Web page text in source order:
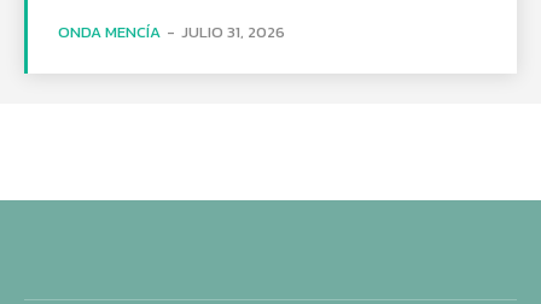
ONDA MENCÍA - JULIO 31, 2026